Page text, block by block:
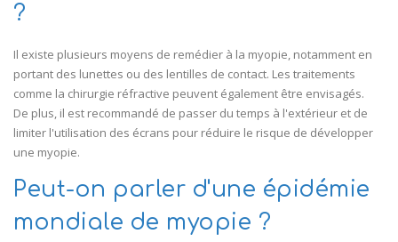
?
Il existe plusieurs moyens de remédier à la myopie, notamment en
portant des lunettes ou des lentilles de contact. Les traitements
comme la chirurgie réfractive peuvent également être envisagés.
De plus, il est recommandé de passer du temps à l'extérieur et de
limiter l'utilisation des écrans pour réduire le risque de développer
une myopie.
Peut-on parler d'une épidémie
mondiale de myopie ?